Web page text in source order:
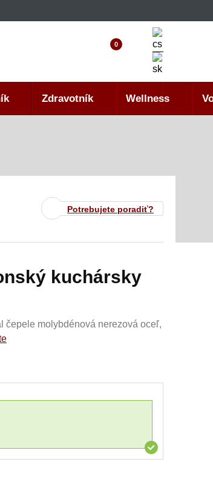
0
Zdravotník Wellness
Potrebujete poradiť?
kuchársky
čepele molybdénová nerezová oceľ,